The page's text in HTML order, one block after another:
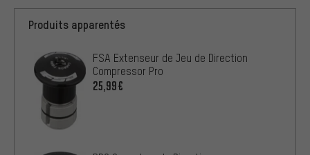
Produits apparentés
FSA Extenseur de Jeu de Direction
Compressor Pro
25,99€